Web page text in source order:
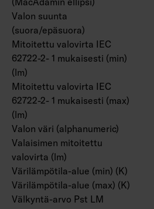
Valon suunta
(suora/epäsuora)
Mitoitettu valovirta IEC
62722-2- 1 mukaisesti (min)
(lm)
Mitoitettu valovirta IEC
62722-2- 1 mukaisesti (max)
(lm)
Valon väri (alphanumeric)
Valaisimen mitoitettu
valovirta (lm)
Värilämpötila-alue (min) (K)
Värilämpötila-alue (max) (K)
Välkyntä-arvo Pst LM